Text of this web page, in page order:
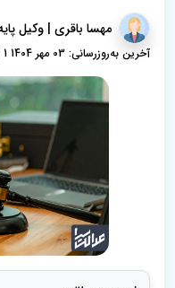
مهسا باقری | وکیل
آخرین به‌روزرسانی: 03 مهر 1404 1